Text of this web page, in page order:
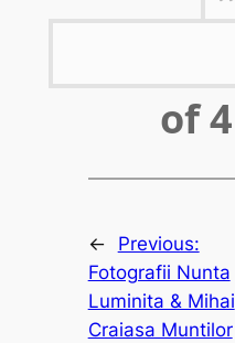
of4
←
Previous:
Fotografii Nunta
Luminita & Mihai
Craiasa Muntilor